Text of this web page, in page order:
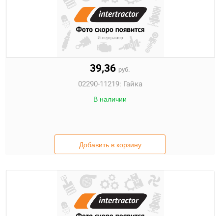
39,36 руб.
02290-11219: Гайка
В наличии
Добавить в корзину